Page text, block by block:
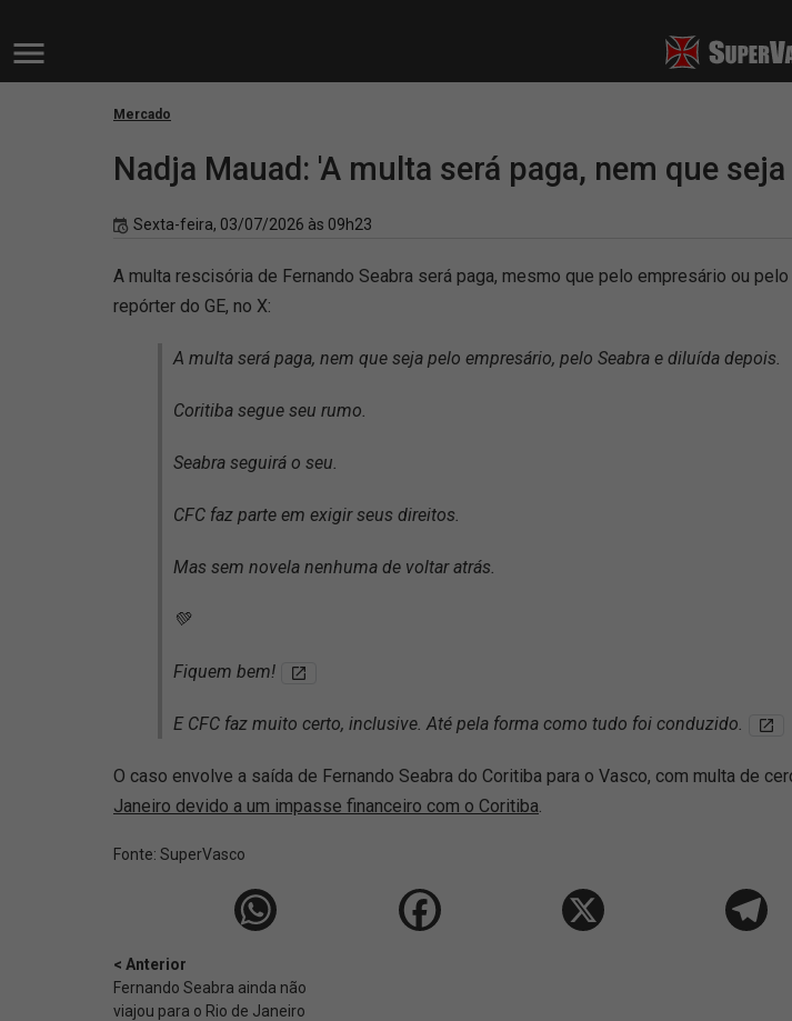
Mercado
Nadja Mauad: 'A multa será paga, nem que
Sexta-feira, 03/07/2026 às 09h23
A multa rescisória de Fernando Seabra será paga, mesmo que pelo empresário ou
repórter do GE, no X:
A multa será paga, nem que seja pelo empresário, pelo Seabra e diluída depois.
Coritiba segue seu rumo.
Seabra seguirá o seu.
CFC faz parte em exigir seus direitos.
Mas sem novela nenhuma de voltar atrás.
💚
Fiquem bem!
E CFC faz muito certo, inclusive. Até pela forma como tudo foi conduzido.
O caso envolve a saída de Fernando Seabra do Coritiba para o Vasco, com multa de
Janeiro devido a um impasse financeiro com o Coritiba.
Fonte: SuperVasco‎‎‎‎‎‎
< Anterior
Fernando Seabra ainda não
viajou para o Rio de Janeiro